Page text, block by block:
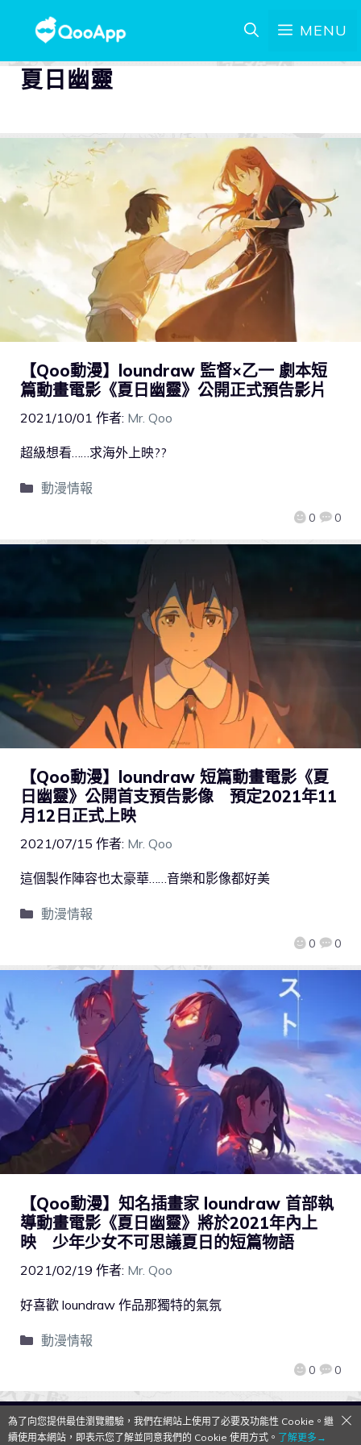
MENU
夏日幽靈
【Qoo動漫】loundraw 監督×乙一 劇本短
篇動畫電影《夏日幽靈》公開正式預告影片
2021/10/01 作者: Mr. Qoo
0 0
超級想看……求海外上映??
動漫情報
【Qoo動漫】loundraw 短篇動畫電影《夏
日幽靈》公開首支預告影像 預定2021年11
月12日正式上映
2021/07/15 作者: Mr. Qoo
0 0
這個製作陣容也太豪華……音樂和影像都好美
動漫情報
【Qoo動漫】知名插畫家 loundraw 首部執
導動畫電影《夏日幽靈》將於2021年內上
映 少年少女不可思議夏日的短篇物語
2021/02/19 作者: Mr. Qoo
0 0
好喜歡 loundraw 作品那獨特的氣氛
動漫情報
QooApp Limited © 2026
為了向您提供最佳瀏覽體驗，我們在網站上使用了必要及功能性 Cookie。繼
續使用本網站，即表示您了解並同意我們的 Cookie 使用方式。 了解更多→